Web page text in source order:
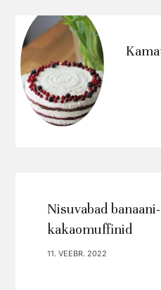
Nisuvabad banaani-
kakaomuffinid
11. VEEBR. 2022